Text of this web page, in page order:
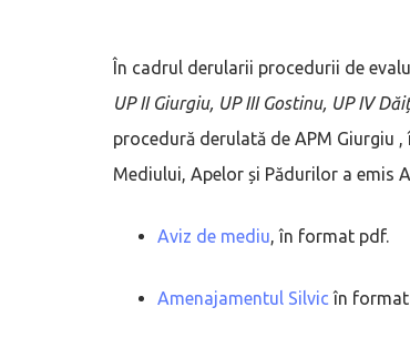
În cadrul derularii procedurii de
UP II Giurgiu, UP III Gostinu, UP IV
procedură derulată de APM Giurgiu
Mediului, Apelor și Pădurilor a emis
Aviz de mediu, în format pdf.
Amenajamentul Silvic în